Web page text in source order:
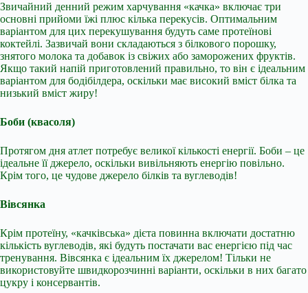
Звичайний денний режим харчування «качка» включає три
основні прийоми їжі плюс кілька перекусів. Оптимальним
варіантом для цих перекушування будуть саме протеїнові
коктейлі. Зазвичай вони складаються з білкового порошку,
знятого молока та добавок із свіжих або заморожених фруктів.
Якщо такий напій приготовлений правильно, то він є ідеальним
варіантом для бодібілдера, оскільки має високий вміст білка та
низький вміст жиру!
Боби (квасоля)
Протягом дня атлет потребує великої кількості енергії. Боби – це
ідеальне її джерело, оскільки вивільняють енергію повільно.
Крім того, це чудове джерело білків та вуглеводів!
Вівсянка
Крім протеїну, «качківська» дієта повинна включати достатню
кількість вуглеводів, які будуть постачати вас енергією під час
тренування. Вівсянка є ідеальним їх джерелом! Тільки не
використовуйте швидкорозчинні варіанти, оскільки в них багато
цукру і консервантів.